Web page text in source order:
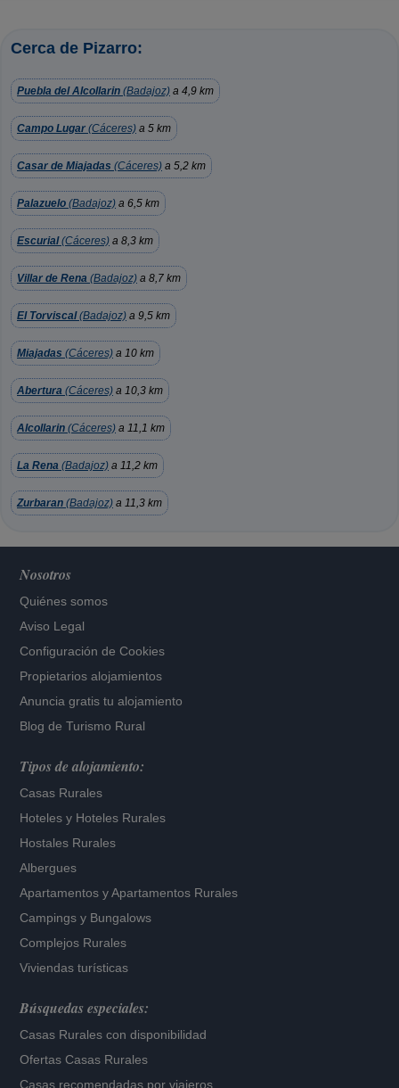
Cerca de Pizarro:
Puebla del Alcollarin (Badajoz) a 4,9 km
Campo Lugar (Cáceres) a 5 km
Casar de Miajadas (Cáceres) a 5,2 km
Palazuelo (Badajoz) a 6,5 km
Escurial(Cáceres) a 8,3 km
Villar de Rena (Badajoz) a 8,7 km
El Torviscal(Badajoz) a 9,5 km
Miajadas (Cáceres) a 10 km
Abertura (Cáceres) a 10,3 km
Alcollarin (Cáceres) a 11,1 km
La Rena (Badajoz) a 11,2 km
Zurbaran (Badajoz) a 11,3 km
Nosotros
Quiénes somos
Aviso Legal
Configuración de Cookies
Propietarios alojamientos
Anuncia gratis tu alojamiento
Blog de Turismo Rural
Tipos de alojamiento:
Casas Rurales
Hoteles y Hoteles Rurales
Hostales Rurales
Albergues
Apartamentos yApartamentos Rurales
Campings y Bungalows
Complejos Rurales
Viviendas turísticas
Búsquedas especiales:
Casas Rurales con disponibilidad
Ofertas Casas Rurales
Casas recomendadas por viajeros